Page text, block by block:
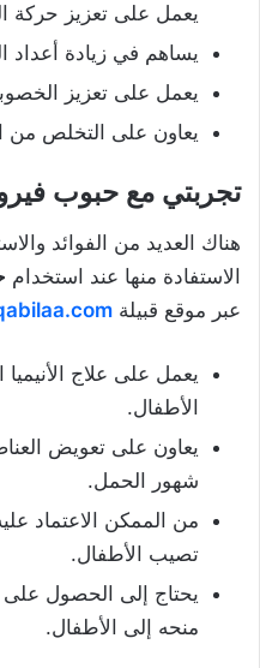
يعمل على تعزيز حركة
يساهم في زيادة أعداد
يعمل على تعزيز
يعاون على التخلص من
تجربتي مع حبوب
هناك العديد من الفوائد
الاستفادة منها عند استخدام
عبر موقع قبيلة
يعمل على علاج
الأطفال.
يعاون على تعويض
شهور الحمل.
من الممكن الاعتماد
تصيب الأطفال.
يحتاج إلى الحصول
منحه إلى الأطفال.